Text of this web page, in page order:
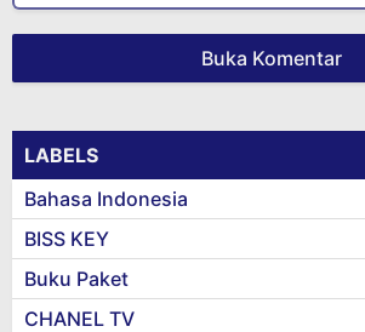
Buka Komentar
LABELS
Bahasa Indonesia
BISS KEY
Buku Paket
CHANEL TV